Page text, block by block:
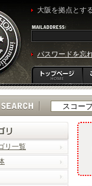
大阪を拠点とす
パスワードを忘
リ一覧